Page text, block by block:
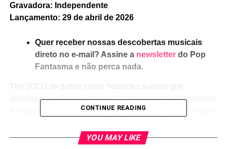
Gravadora: Independente
Lançamento: 29 de abril de 2026
Quer receber nossas descobertas musicais
direto no e-mail? Assine a newsletterdo Pop
Fantasma e não perca nada.
The 2OO3 se define como “rebeldes suecos que
desafiam os gêneros musicais”, promovendo mil misturas
e encontros musicais no álbumSolace in sounds
experimental – o som chega a lembrar uma rádio
mudando de estação – e que depois emenda num pop de
CONTINUE READING
YOU MAY LIKE